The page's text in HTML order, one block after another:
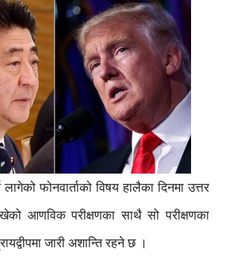
फोनवार्ताको विषय हालैका दिनमा उत्तर
आणविक परीक्षणका साथै सो परीक्षणका
जारी अशान्ति रहने छ ।